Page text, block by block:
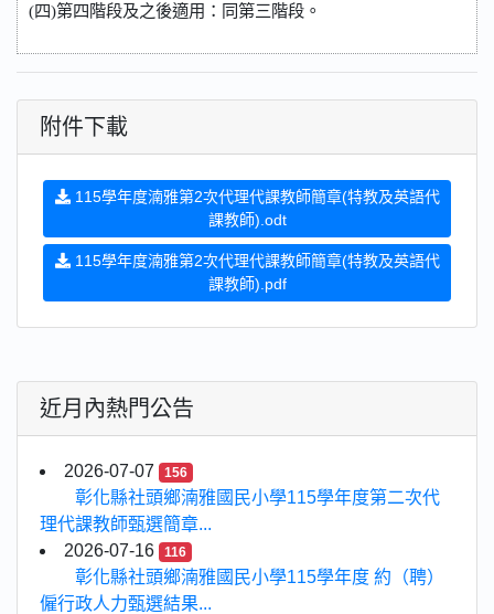
(四)第四階段及之後適用：同第三階段。
附件下載
115學年度湳雅第2次代理代課教師簡章(特教及英語代
課教師).odt
115學年度湳雅第2次代理代課教師簡章(特教及英語代
課教師).pdf
近月內熱門公告
2026-07-07 156
彰化縣社頭鄉湳雅國民小學115學年度第二次代
理代課教師甄選簡章...
2026-07-16
116
彰化縣社頭鄉湳雅國民小學115學年度 約（聘）
僱行政人力甄選結果...